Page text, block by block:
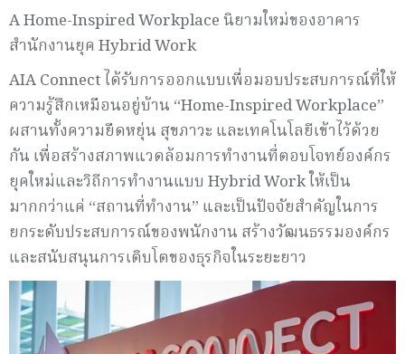
A Home-Inspired Workplace นิยามใหม่ของอาคาร
สำนักงานยุค Hybrid Work
AIA Connect ได้รับการออกแบบเพื่อมอบประสบการณ์ที่ให้
ความรู้สึกเหมือนอยู่บ้าน “Home-Inspired Workplace”
ผสานทั้งความยืดหยุ่น สุขภาวะ และเทคโนโลยีเข้าไว้ด้วย
กัน เพื่อสร้างสภาพแวดล้อมการทำงานที่ตอบโจทย์องค์กร
ยุคใหม่และวิถีการทำงานแบบ Hybrid Work ให้เป็น
มากกว่าแค่ “สถานที่ทำงาน” และเป็นปัจจัยสำคัญในการ
ยกระดับประสบการณ์ของพนักงาน สร้างวัฒนธรรมองค์กร
และสนับสนุนการเติบโตของธุรกิจในระยะยาว